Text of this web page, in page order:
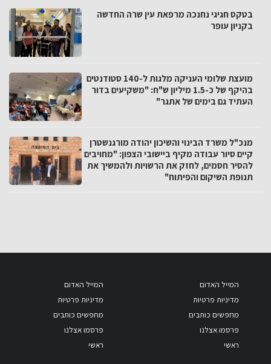
בטקס חגיגי נחנכה מרפאת עין שרה החדשה
בקניון עופר
מועצת שלומי העניקה מלגות ל-140 סטודנטים
בהיקף של כ-1.5 מיליון ש"ח: "משקיעים בדור
העתיד גם בימים של אתגר"
מנכ"ל משרד הבינוי והשיכון יהודה מורגנשטרן
קיים סיור עבודה מקיף ביישובי הצפון: "מחויבים
להסיר חסמים, לחזק את הרשויות ולהמשיך את
תנופת השיקום והפיתוח"
המייל האדום
מדיניות פרטיות
מחפשים כותבים
פרסמו אצלנו
ראשי
המייל האדום
מדיניות פרטיות
מחפשים כותבים
פרסמו אצלנו
ראשי